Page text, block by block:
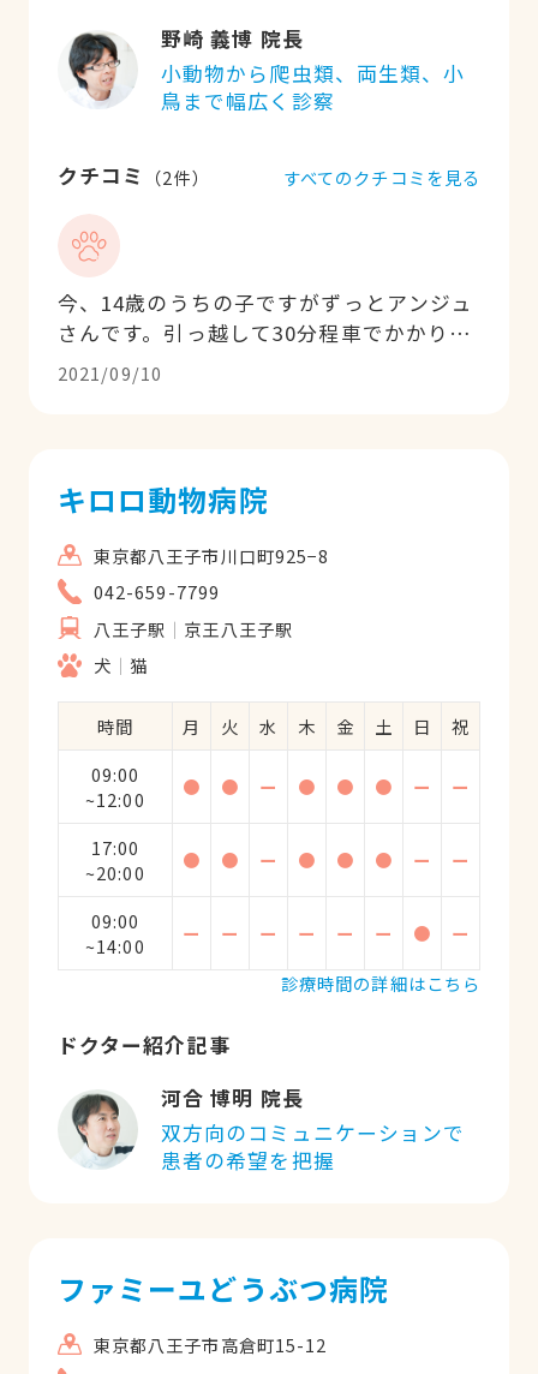
野崎 義博 院長
小動物から爬虫類、両生類、小
鳥まで幅広く診察
クチコミ （2件）
今、14歳のうちの子ですがずっとアンジュ
さんです。引っ越して30分程車でかかりま
すが、今もアンジュさんです。先生には何
でも聞きやすく、しっかりと教えて頂けま
2021/09/10
すべてのクチコミを見る
キロロ動物病院
東京都八王子市川口町925−8
042-659-7799
八王子駅
京王八王子駅
犬
猫
時間 月 火 水 木 金 土 日
祝
09:00
~12:00
● ● ー ● ● ● ー ー
17:00
~20:00
● ● ー ● ● ● ー ー
09:00
~14:00
ー ー ー ー ー ー ●
ー
診療時間の詳細はこちら
ドクター紹介記事
河合 博明 院長
双方向のコミュニケーションで
患者の希望を把握
ファミーユどうぶつ病院
東京都八王子市高倉町15-12